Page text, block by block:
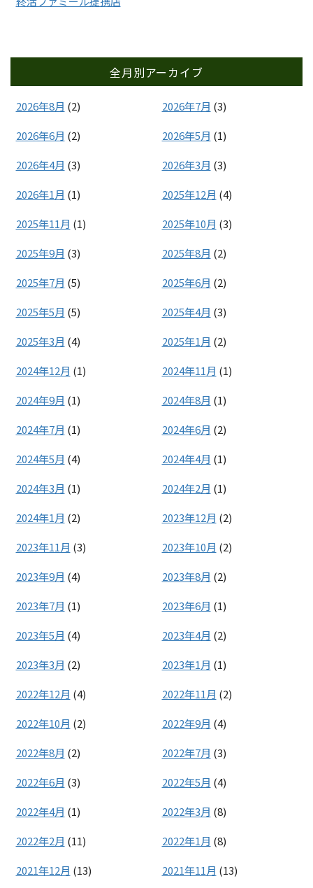
全月別アーカイブ
2026年8月 (2) 2026年7月 (3)
2026年6月 (2) 2026年5月 (1)
2026年4月 (3) 2026年3月 (3)
2026年1月 (1) 2025年12月 (4)
2025年11月 (1) 2025年10月 (3)
2025年9月 (3) 2025年8月 (2)
2025年7月 (5) 2025年6月 (2)
2025年5月 (5) 2025年4月 (3)
2025年3月 (4) 2025年1月 (2)
2024年12月 (1) 2024年11月 (1)
2024年9月 (1) 2024年8月 (1)
2024年7月 (1) 2024年6月 (2)
2024年5月 (4) 2024年4月 (1)
2024年3月 (1) 2024年2月 (1)
2024年1月 (2) 2023年12月 (2)
2023年11月 (3) 2023年10月 (2)
2023年9月 (4) 2023年8月 (2)
2023年7月 (1) 2023年6月 (1)
2023年5月 (4) 2023年4月 (2)
2023年3月 (2) 2023年1月 (1)
2022年12月 (4) 2022年11月 (2)
2022年10月 (2) 2022年9月 (4)
2022年8月 (2) 2022年7月 (3)
2022年6月 (3) 2022年5月 (4)
2022年4月 (1) 2022年3月 (8)
2022年2月 (11) 2022年1月 (8)
2021年12月 (13) 2021年11月 (13)